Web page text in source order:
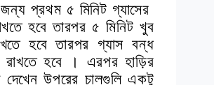
প্রথম ৫ মিনিট গ্যাসের
হবে তারপর ৫ মিনিট খুব
হবে তারপর গ্যাস বন্ধ
রাখতে হবে । এরপর হাড়ির
দেখেন উপরের চালগুলি একটু